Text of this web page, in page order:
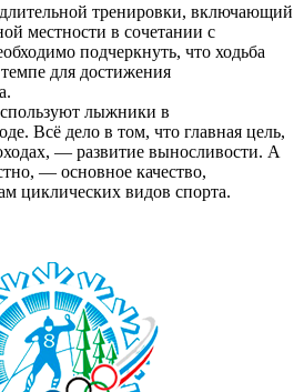
тренировки, включающий
местности в сочетании с
подчеркнуть, что ходьба
для достижения
лыжники в
Всё дело в том, что главная цель,
— развитие выносливости. А
— основное качество,
циклических видов спорта.